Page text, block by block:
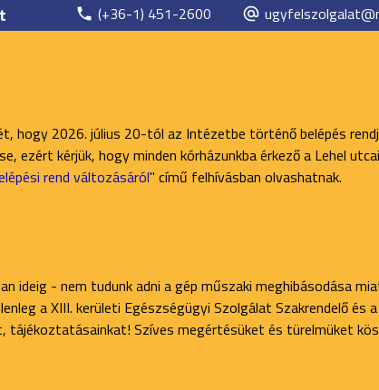
(+36-1) 451-2600
hogy 2026. július 20-tól az Intézetbe történő belépés
ezért kérjük, hogy minden kórházunkba érkező a Lehel
rend változásáról" című felhívásban olvashatnak.
ideig - nem tudunk adni a gép műszaki meghibásodása
a XIII. kerületi Egészségügyi Szolgálat Szakrendelő és
tájékoztatásainkat! Szíves megértésüket és türelmüket